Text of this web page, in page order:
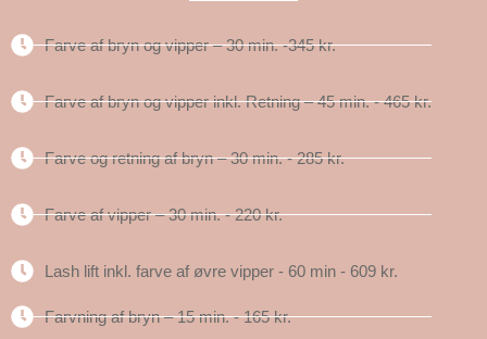
Farve af bryn og vipper – 30 min. -345 kr.
Farve af bryn og vipper inkl. Retning – 45 min. - 465 kr.
Farve og retning af bryn – 30 min. - 285 kr.
Farve af vipper – 30 min. - 220 kr.
Lash lift inkl. farve af øvre vipper - 60 min - 609 kr.
Farvning af bryn – 15 min. - 165 kr.